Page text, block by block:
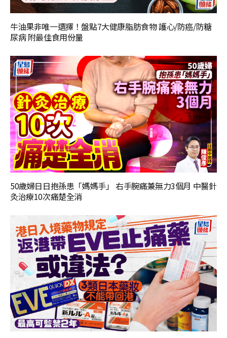
牛油果非唯一選擇！盤點7大健康脂肪食物 護心/防癌/防糖
尿病 附最佳食用份量
50歲婦日日抱孫患「媽媽手」 右手腕痛兼無力3個月 中醫針
灸治療10次痛楚全消